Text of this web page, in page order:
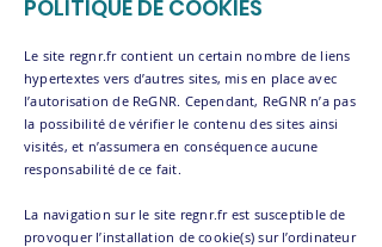
POLITIQUE DE COOKIES
Le site regnr.fr contient un certain nombre de liens
hypertextes vers d’autres sites, mis en place avec
l’autorisation de ReGNR. Cependant, ReGNR n’a pas
la possibilité de vérifier le contenu des sites ainsi
visités, et n’assumera en conséquence aucune
responsabilité de ce fait.
La navigation sur le site regnr.fr est susceptible de
provoquer l’installation de cookie(s) sur l’ordinateur